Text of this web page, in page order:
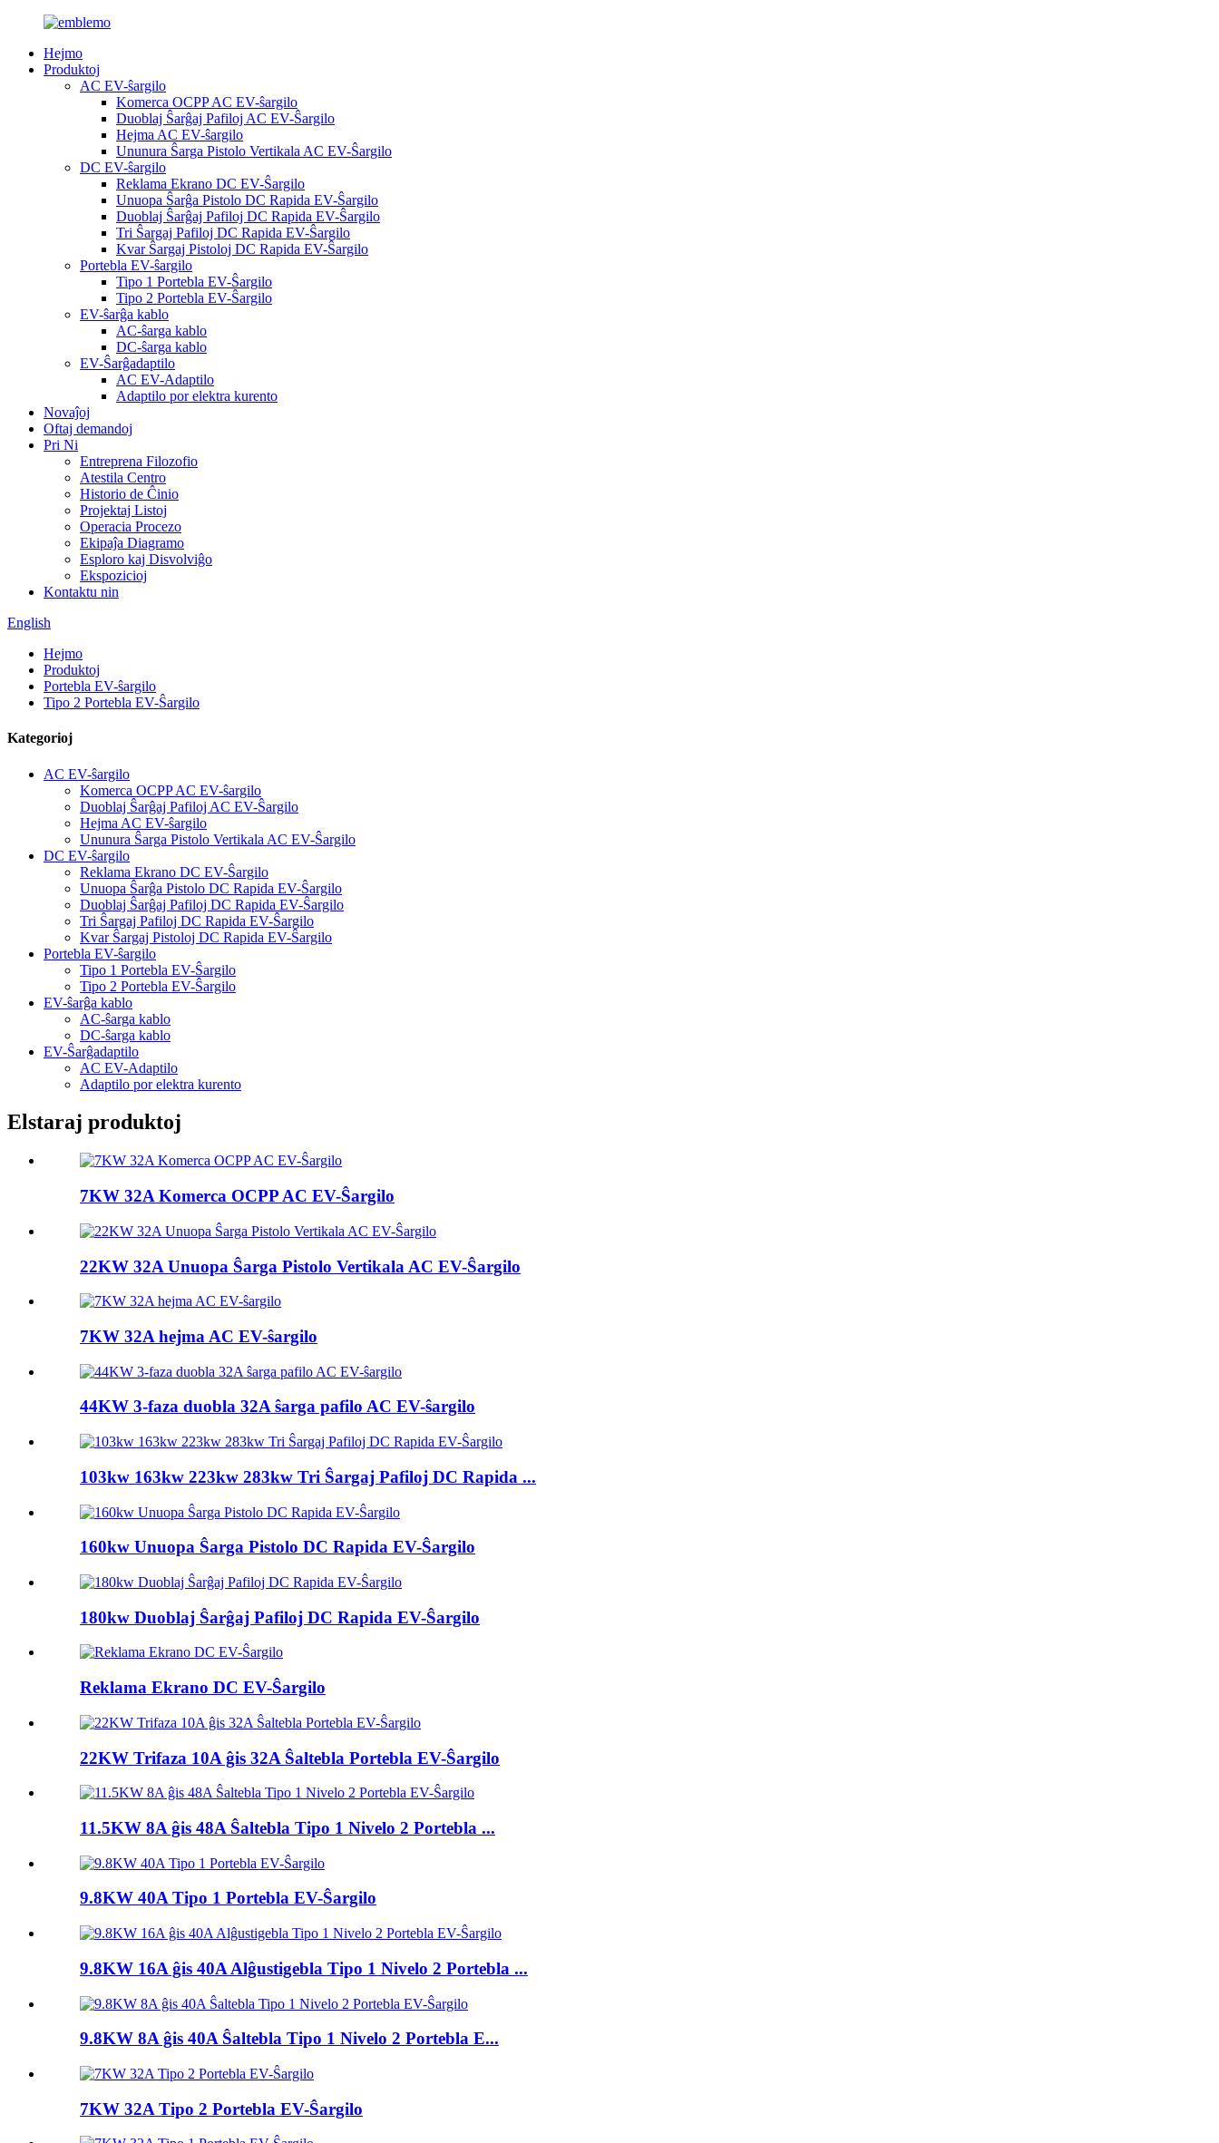
Hejmo
Produktoj
AC EV-ŝargilo
Komerca OCPP AC EV-ŝargilo
Duoblaj Ŝarĝaj Pafiloj AC EV-Ŝargilo
Hejma AC EV-ŝargilo
Ununura Ŝarga Pistolo Vertikala AC EV-Ŝargilo
DC EV-ŝargilo
Reklama Ekrano DC EV-Ŝargilo
Unuopa Ŝarĝa Pistolo DC Rapida EV-Ŝargilo
Duoblaj Ŝarĝaj Pafiloj DC Rapida EV-Ŝargilo
Tri Ŝargaj Pafiloj DC Rapida EV-Ŝargilo
Kvar Ŝargaj Pistoloj DC Rapida EV-Ŝargilo
Portebla EV-ŝargilo
Tipo 1 Portebla EV-Ŝargilo
Tipo 2 Portebla EV-Ŝargilo
EV-ŝarĝa kablo
AC-ŝarga kablo
DC-ŝarga kablo
EV-Ŝarĝadaptilo
AC EV-Adaptilo
Adaptilo por elektra kurento
Novaĵoj
Oftaj demandoj
Pri Ni
Entreprena Filozofio
Atestila Centro
Historio de Ĉinio
Projektaj Listoj
Operacia Procezo
Ekipaĵa Diagramo
Esploro kaj Disvolviĝo
Ekspozicioj
Kontaktu nin
English
Hejmo
Produktoj
Portebla EV-ŝargilo
Tipo 2 Portebla EV-Ŝargilo
Kategorioj
AC EV-ŝargilo
Komerca OCPP AC EV-ŝargilo
Duoblaj Ŝarĝaj Pafiloj AC EV-Ŝargilo
Hejma AC EV-ŝargilo
Ununura Ŝarga Pistolo Vertikala AC EV-Ŝargilo
DC EV-ŝargilo
Reklama Ekrano DC EV-Ŝargilo
Unuopa Ŝarĝa Pistolo DC Rapida EV-Ŝargilo
Duoblaj Ŝarĝaj Pafiloj DC Rapida EV-Ŝargilo
Tri Ŝargaj Pafiloj DC Rapida EV-Ŝargilo
Kvar Ŝargaj Pistoloj DC Rapida EV-Ŝargilo
Portebla EV-ŝargilo
Tipo 1 Portebla EV-Ŝargilo
Tipo 2 Portebla EV-Ŝargilo
EV-ŝarĝa kablo
AC-ŝarga kablo
DC-ŝarga kablo
EV-Ŝarĝadaptilo
AC EV-Adaptilo
Adaptilo por elektra kurento
Elstaraj produktoj
7KW 32A Komerca OCPP AC EV-Ŝargilo
22KW 32A Unuopa Ŝarga Pistolo Vertikala AC EV-Ŝargilo
7KW 32A hejma AC EV-ŝargilo
44KW 3-faza duobla 32A ŝarga pafilo AC EV-ŝargilo
103kw 163kw 223kw 283kw Tri Ŝargaj Pafiloj DC Rapida ...
160kw Unuopa Ŝarga Pistolo DC Rapida EV-Ŝargilo
180kw Duoblaj Ŝarĝaj Pafiloj DC Rapida EV-Ŝargilo
Reklama Ekrano DC EV-Ŝargilo
22KW Trifaza 10A ĝis 32A Ŝaltebla Portebla EV-Ŝargilo
11.5KW 8A ĝis 48A Ŝaltebla Tipo 1 Nivelo 2 Portebla ...
9.8KW 40A Tipo 1 Portebla EV-Ŝargilo
9.8KW 16A ĝis 40A Alĝustigebla Tipo 1 Nivelo 2 Portebla ...
9.8KW 8A ĝis 40A Ŝaltebla Tipo 1 Nivelo 2 Portebla E...
7KW 32A Tipo 2 Portebla EV-Ŝargilo